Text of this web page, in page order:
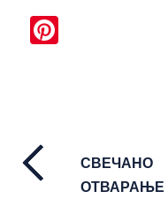
СВЕЧАНО
ОТВАРАЊЕ